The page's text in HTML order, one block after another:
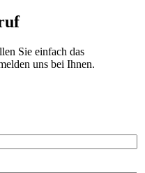
Sie einfach das
uns bei Ihnen.